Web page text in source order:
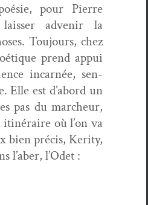
pour Pierre
laiss­er advenir la
Tou­jours, chez
prend appui
incar­née, sen­
Elle est d’abord un
pas du marcheur,
itinéraire où l’on va
bien pré­cis, Ker­i­ty,
l’aber, l’Odet :